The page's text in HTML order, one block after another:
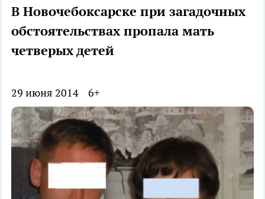
В Новочебоксарске при загадочных
обстоятельствах пропала мать
четверых детей
29 июня 2014 6+